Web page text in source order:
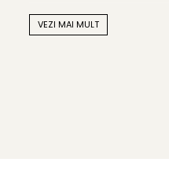
Poartă o bijuterie cu
dincategoria
VEZI MAI MULT